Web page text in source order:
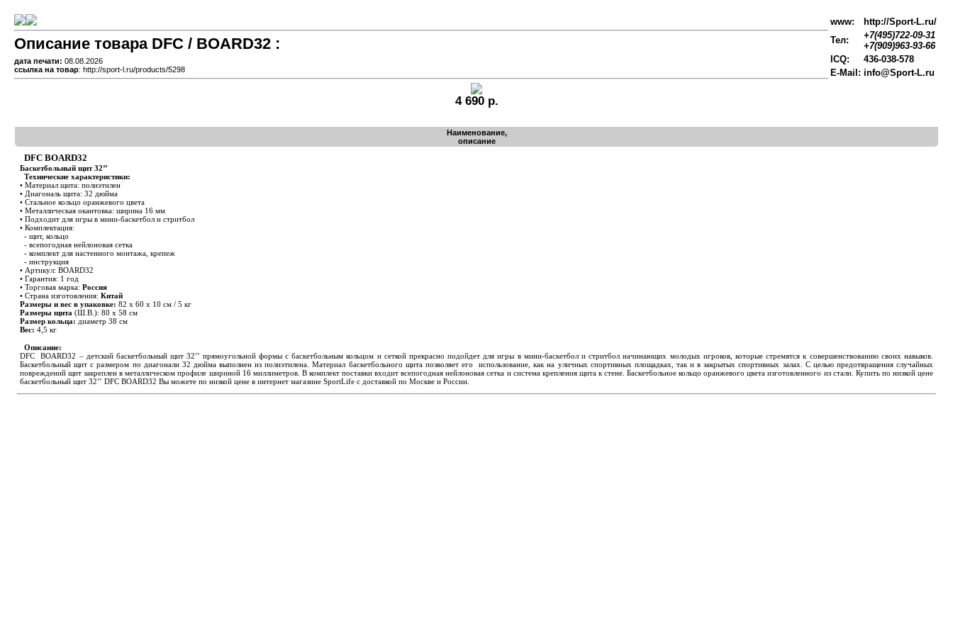
www:
http://Sport-L.ru/
Тел:
+7(495)722-09-31
+7(909)963-93-66
ICQ:
436-038-578
E-Mail: info@Sport-L.ru
Описание товара DFC / BOARD32 :
дата печати: 08.08.2026
ссылка на товар: http://sport-l.ru/products/5298
4 690 р.
Наименование,
описание
DFC BOARD32
Баскетбольный щит 32’’
Технические характеристики:
• Материал щита: полиэтилен
• Диагональ щита: 32 дюйма
• Стальное кольцо оранжевого цвета
• Металлическая окантовка: ширина 16 мм
• Подходит для игры в мини-баскетбол и стритбол
• Комплектация:
- щит, кольцо
- всепогодная нейлоновая сетка
- комплект для настенного монтажа, крепеж
- инструкция
• Артикул: BOARD32
• Гарантия: 1 год
• Торговая марка: Россия
• Страна изготовления: Китай
Размеры и вес в упаковке: 82 х 60 х 10 см / 5 кг
Размеры щита (Ш.В.): 80 х 58 см
Размер кольца: диаметр 38 см
Вес: 4,5 кг
Описание:
DFC BOARD32 – детский баскетбольный щит 32’’ прямоугольной формы с баскетбольным кольцом и сеткой прекрасно подойдет для игры в мини-баскетбол и стритбол начинающих молодых игроков, которые стремятся к совершенствованию своих навыков.
Баскетбольный щит с размером по диагонали 32 дюйма выполнен из полиэтилена. Материал баскетбольного щита позволяет его использование, как на уличных спортивных площадках, так и в закрытых спортивных залах. С целью предотвращения случайных
повреждений щит закреплен в металлическом профиле шириной 16 миллиметров. В комплект поставки входит всепогодная нейлоновая сетка и система крепления щита к стене. Баскетбольное кольцо оранжевого цвета изготовленного из стали. Купить по низкой цене
баскетбольный щит 32’’ DFC BOARD32 Вы можете по низкой цене в интернет магазине SportLife с доставкой по Москве и России.